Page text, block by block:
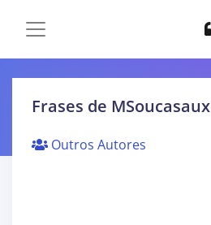
Frases de MSoucasaux
Outros Autores